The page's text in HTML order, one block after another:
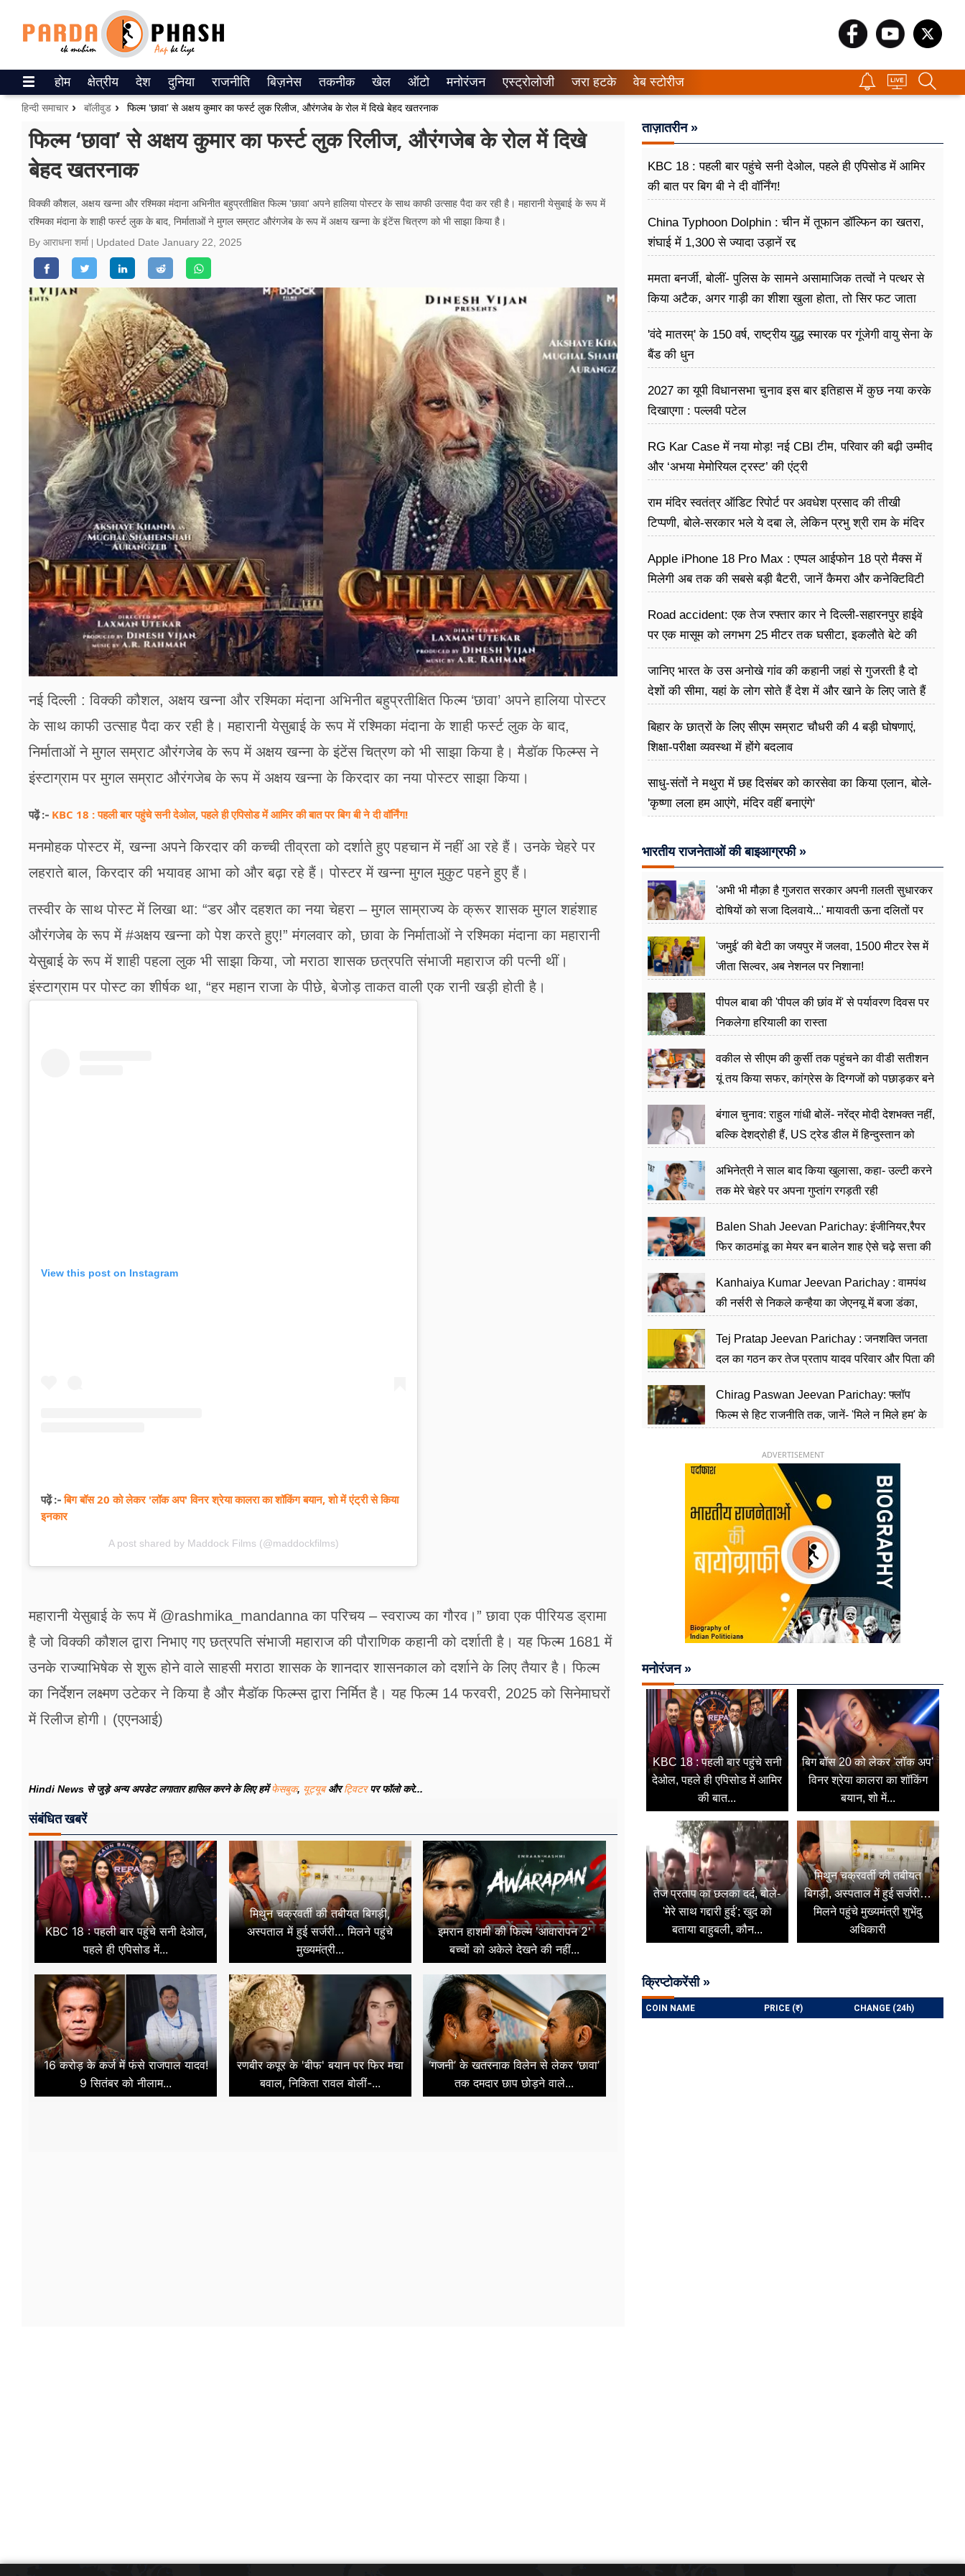
ePaper
वेब स्टोरीज
उत्तर प्रदेश
गैलरी
वीडियो
रिलेशनशिप
जीवन मंत्रा
जॉब्स
अन्य खबरें
होम क्षेत्रीय देश दुनिया राजनीति बिज़नेस तकनीक खेल ऑटो मनोरंजन एस्ट्रोलोजी जरा हटके वेब स्टोरीज
हिन्दी समाचार बॉलीवुड फिल्म ‘छावा’ से अक्षय कुमार का फर्स्ट लुक रिलीज, औरंगजेब के रोल में दिखे बेहद खतरनाक
फिल्म ‘छावा’ से अक्षय कुमार का फर्स्ट लुक रिलीज, औरंगजेब के रोल में दिखे
बेहद खतरनाक
विक्की कौशल, अक्षय खन्ना और रश्मिका मंदाना अभिनीत बहुप्रतीक्षित फिल्म 'छावा' अपने हालिया पोस्टर के साथ काफी उत्साह पैदा कर रही है। महारानी येसुबाई के रूप में
रश्मिका मंदाना के शाही फर्स्ट लुक के बाद, निर्माताओं ने मुगल सम्राट औरंगजेब के रूप में अक्षय खन्ना के इंटेंस चित्रण को भी साझा किया है।
By आराधना शर्मा
Updated Date January 22, 2025
नई दिल्ली : विक्की कौशल, अक्षय खन्ना और रश्मिका मंदाना अभिनीत बहुप्रतीक्षित फिल्म ‘छावा’ अपने हालिया पोस्टर
के साथ काफी उत्साह पैदा कर रही है। महारानी येसुबाई के रूप में रश्मिका मंदाना के शाही फर्स्ट लुक के बाद,
निर्माताओं ने मुगल सम्राट औरंगजेब के रूप में अक्षय खन्ना के इंटेंस चित्रण को भी साझा किया है। मैडॉक फिल्म्स ने
इंस्टाग्राम पर मुगल सम्राट औरंगजेब के रूप में अक्षय खन्ना के किरदार का नया पोस्टर साझा किया।
पढ़ें :- KBC 18 : पहली बार पहुंचे सनी देओल, पहले ही एपिसोड में आमिर की बात पर बिग बी ने दी वॉर्निंग!
मनमोहक पोस्टर में, खन्ना अपने किरदार की कच्ची तीव्रता को दर्शाते हुए पहचान में नहीं आ रहे हैं। उनके चेहरे पर
लहराते बाल, किरदार की भयावह आभा को और बढ़ा रहे हैं। पोस्टर में खन्ना मुगल मुकुट पहने हुए हैं।
तस्वीर के साथ पोस्ट में लिखा था: “डर और दहशत का नया चेहरा – मुगल साम्राज्य के क्रूर शासक मुगल शहंशाह
औरंगजेब के रूप में #अक्षय खन्ना को पेश करते हुए!” मंगलवार को, छावा के निर्माताओं ने रश्मिका मंदाना का महारानी
येसुबाई के रूप में शाही पहला लुक भी साझा किया, जो मराठा शासक छत्रपति संभाजी महाराज की पत्नी थीं।
इंस्टाग्राम पर पोस्ट का शीर्षक था, “हर महान राजा के पीछे, बेजोड़ ताकत वाली एक रानी खड़ी होती है।
View this post on Instagram
पढ़ें :-बिग बॉस 20 को लेकर 'लॉक अप' विनर श्रेया कालरा का शॉकिंग बयान, शो में एंट्री से किया
इनकार
A post shared by Maddock Films (@maddockfilms)
महारानी येसुबाई के रूप में @rashmika_mandanna का परिचय – स्वराज्य का गौरव।” छावा एक पीरियड ड्रामा
है जो विक्की कौशल द्वारा निभाए गए छत्रपति संभाजी महाराज की पौराणिक कहानी को दर्शाती है। यह फिल्म 1681 में
उनके राज्याभिषेक से शुरू होने वाले साहसी मराठा शासक के शानदार शासनकाल को दर्शाने के लिए तैयार है। फिल्म
का निर्देशन लक्ष्मण उटेकर ने किया है और मैडॉक फिल्म्स द्वारा निर्मित है। यह फिल्म 14 फरवरी, 2025 को सिनेमाघरों
में रिलीज होगी। (एएनआई)
Hindi News से जुड़े अन्य अपडेट लगातार हासिल करने के लिए हमेंफेसबुक, यूट्यूबऔरट्विटरपर फॉलो करे...
संबंधित खबरें
KBC 18 : पहली बार पहुंचे सनी देओल,
पहले ही एपिसोड में...
मिथुन चक्रवर्ती की तबीयत बिगड़ी,
अस्पताल में हुई सर्जरी… मिलने पहुंचे
मुख्यमंत्री...
इमरान हाशमी की फिल्म 'आवारापन 2'
बच्चों को अकेले देखने की नहीं...
16 करोड़ के कर्ज में फंसे राजपाल यादव!
9 सितंबर को नीलाम...
रणबीर कपूर के 'बीफ' बयान पर फिर मचा
बवाल, निकिता रावल बोलीं-...
‘गजनी’ के खतरनाक विलेन से लेकर ‘छावा’
तक दमदार छाप छोड़ने वाले...
ताज़ातरीन »
KBC 18 : पहली बार पहुंचे सनी देओल, पहले ही एपिसोड में आमिर
की बात पर बिग बी ने दी वॉर्निंग!
China Typhoon Dolphin : चीन में तूफान डॉल्फिन का खतरा,
शंघाई में 1,300 से ज्यादा उड़ानें रद्द
ममता बनर्जी, बोलीं- पुलिस के सामने असामाजिक तत्वों ने पत्थर से
किया अटैक, अगर गाड़ी का शीशा खुला होता, तो सिर फट जाता
'वंदे मातरम्' के 150 वर्ष, राष्ट्रीय युद्ध स्मारक पर गूंजेगी वायु सेना के
बैंड की धुन
2027 का यूपी विधानसभा चुनाव इस बार इतिहास में कुछ नया करके
दिखाएगा : पल्लवी पटेल
RG Kar Case में नया मोड़! नई CBI टीम, परिवार की बढ़ी उम्मीद
और ‘अभया मेमोरियल ट्रस्ट’ की एंट्री
राम मंदिर स्वतंत्र ऑडिट रिपोर्ट पर अवधेश प्रसाद की तीखी
टिप्पणी, बोले-सरकार भले ये दबा ले, लेकिन प्रभु श्री राम के मंदिर
Apple iPhone 18 Pro Max : एप्पल आईफोन 18 प्रो मैक्स में
मिलेगी अब तक की सबसे बड़ी बैटरी, जानें कैमरा और कनेक्टिविटी
Road accident: एक तेज रफ्तार कार ने दिल्ली-सहारनपुर हाईवे
पर एक मासूम को लगभग 25 मीटर तक घसीटा, इकलौते बेटे की
जानिए भारत के उस अनोखे गांव की कहानी जहां से गुजरती है दो
देशों की सीमा, यहां के लोग सोते हैं देश में और खाने के लिए जाते हैं
बिहार के छात्रों के लिए सीएम सम्राट चौधरी की 4 बड़ी घोषणाएं,
शिक्षा-परीक्षा व्यवस्था में होंगे बदलाव
साधु-संतों ने मथुरा में छह दिसंबर को कारसेवा का किया एलान, बोले-
'कृष्णा लला हम आएंगे, मंदिर वहीं बनाएंगे'
भारतीय राजनेताओं की बाइआग्रफी »
'अभी भी मौक़ा है गुजरात सरकार अपनी ग़लती सुधारकर
दोषियों को सजा दिलवाये...' मायावती ऊना दलितों पर
'जमुई' की बेटी का जयपुर में जलवा, 1500 मीटर रेस में
जीता सिल्वर, अब नेशनल पर निशाना!
पीपल बाबा की 'पीपल की छांव में' से पर्यावरण दिवस पर
निकलेगा हरियाली का रास्ता
वकील से सीएम की कुर्सी तक पहुंचने का वीडी सतीशन
यूं तय किया सफर, कांग्रेस के दिग्गजों को पछाड़कर बने
बंगाल चुनाव: राहुल गांधी बोलें- नरेंद्र मोदी देशभक्त नहीं,
बल्कि देशद्रोही हैं, US ट्रेड डील में हिन्दुस्तान को
अभिनेत्री ने साल बाद किया खुलासा, कहा- उल्टी करने
तक मेरे चेहरे पर अपना गुप्तांग रगड़ती रही
Balen Shah Jeevan Parichay: इंजीनियर,रैपर
फिर काठमांडू का मेयर बन बालेन शाह ऐसे चढ़े सत्ता की
Kanhaiya Kumar Jeevan Parichay : वामपंथ
की नर्सरी से निकले कन्हैया का जेएनयू में बजा डंका,
Tej Pratap Jeevan Parichay : जनशक्ति जनता
दल का गठन कर तेज प्रताप यादव परिवार और पिता की
Chirag Paswan Jeevan Parichay: फ्लॉप
फिल्म से हिट राजनीति तक, जानें- 'मिले न मिले हम' के
ADVERTISEMENT
मनोरंजन »
KBC 18 : पहली बार पहुंचे सनी
देओल, पहले ही एपिसोड में आमिर
की बात...
बिग बॉस 20 को लेकर 'लॉक अप'
विनर श्रेया कालरा का शॉकिंग
बयान, शो में...
तेज प्रताप का छलका दर्द, बोले-
'मेरे साथ गद्दारी हुई'; खुद को
बताया बाहुबली, कौन...
मिथुन चक्रवर्ती की तबीयत
बिगड़ी, अस्पताल में हुई सर्जरी…
मिलने पहुंचे मुख्यमंत्री शुभेंदु
अधिकारी
क्रिप्टोकरेंसी »